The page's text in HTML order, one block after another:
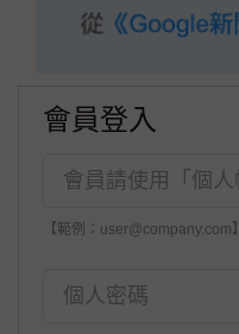
會員登入
【範例：user@company.com】